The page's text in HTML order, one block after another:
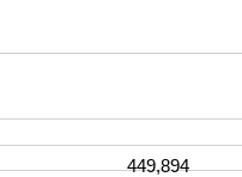
449,894